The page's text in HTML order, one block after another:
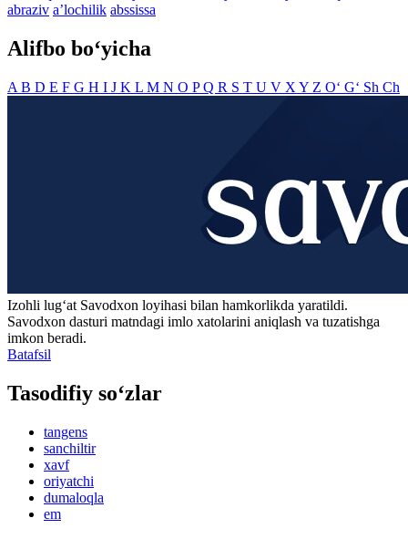
abraziv aʼlochilik abssissa
Alifbo bo‘yicha
A B D E F G H I J K L M N O PQ R S T U V X Y Z O‘ G‘ Sh Ch
Izohli lugʻat Savodxon loyihasi bilan hamkorlikda yaratildi.
Savodxon dasturi matndagi imlo xatolarini aniqlash va tuzatishga
imkon beradi.
Batafsil
Tasodifiy so‘zlar
tangens
sanchiltir
xavf
oriyatchi
dumaloqla
em